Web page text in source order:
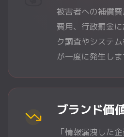
被害者への補償
費用、行政罰金
ク調査やシステ
が一度に発生しま
ブランド価
「情報漏洩した